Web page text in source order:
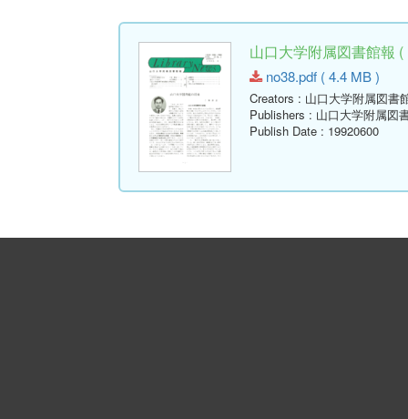
山口大学附属図書館報
no38.pdf ( 4.4 MB )
Creators : 山口大学附属図書
Publishers : 山口大学附属図
Publish Date : 19920600